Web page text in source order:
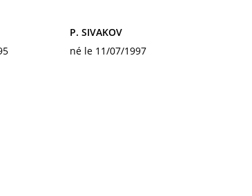
P. SIVAKOV
né le 11/07/1997